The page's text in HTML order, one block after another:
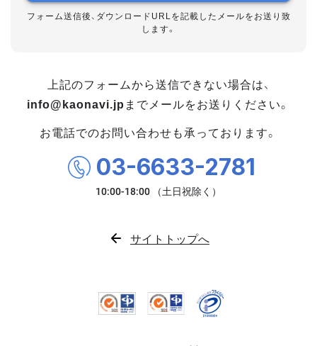
フォーム送信後、ダウンロードURLを記載したメールをお送り致
します。
上記のフォームから送信できない場合は、
info@kaonavi.jp までメールをお送りください。
お電話でのお問い合わせも承っております。
03-6633-2781
サイトトップへ